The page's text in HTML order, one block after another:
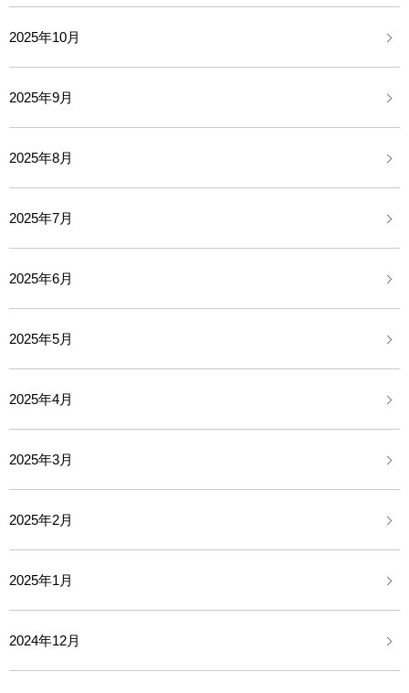
2025年10月
2025年9月
2025年8月
2025年7月
2025年6月
2025年5月
2025年4月
2025年3月
2025年2月
2025年1月
2024年12月